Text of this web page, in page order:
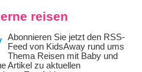
reisen
Abonnieren Sie jetzt den RSS-
Feed von KidsAway rund ums
Thema Reisen mit Baby und
Artikel zu aktuellen